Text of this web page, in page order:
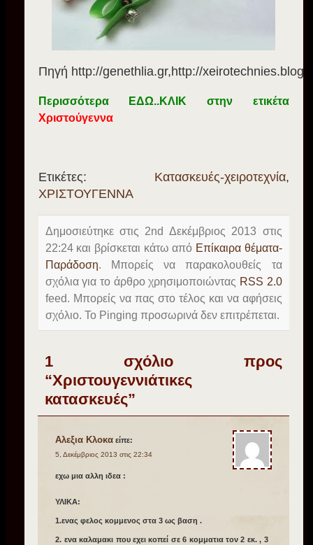
Πηγή http://genethlia.gr,http://
Περισσότερα ΕΔΩ..ΚΛΙΚ στην ετικέτα
Χριστούγεννα
Ετικέτες: Κατασκευές-χειροτεχνία,
ΧΡΙΣΤΟΥΓΕΝΝΑ
Δημοσιεύτηκε στις 2nd Δεκέμβριος 2013 στις
22:24 και βρίσκεται κάτω από Επίκαιρα θέματα-
Παράδοση. Μπορείς να παρακολουθείς τα
σχόλια για το άρθρο χρησιμοποιώντας RSS 2.0
feed. Μπορείς να πας στο τέλος και να αφήσεις
σχόλιο. Το Pinging προσωρινά δεν επιτρέπεται.
1 σχόλιο προς
“Χριστουγεννιάτικες
κατασκευές”
Αλεξια Κλοκα είπε:
5, Δεκέμβριος 2013 στις 22:34
εχω μια αλλη ιδεα :
ΥΛΙΚΑ:
1.ενας φελος κομμενος στα 3 ως βαση .
2. ενα καλαμακι που εχει κοπεί σε 6 κομματια τον 2 εκ. , 3